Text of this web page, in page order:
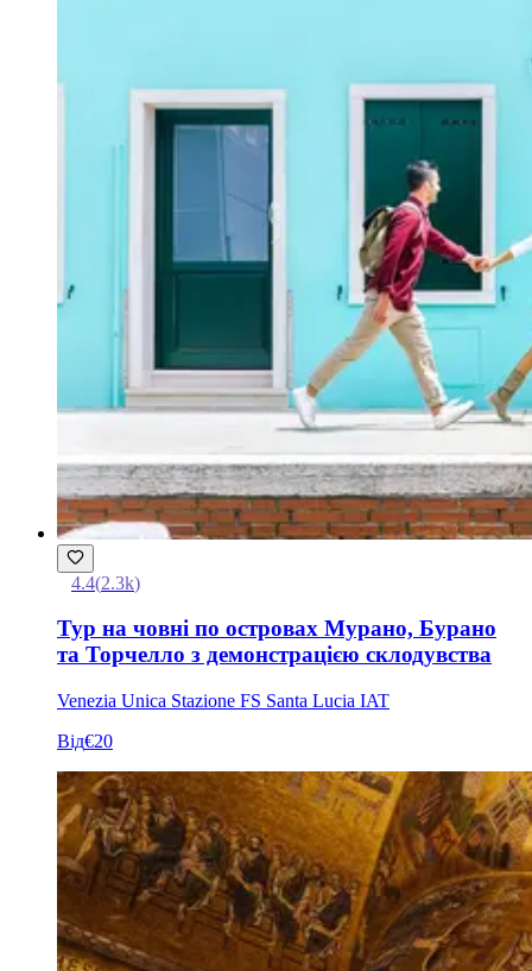
4.4(2.3k)
Тур на човні по островах Мурано, Бурано
та Торчелло з демонстрацією склодувства
Venezia Unica Stazione FS Santa Lucia IAT
Від€20